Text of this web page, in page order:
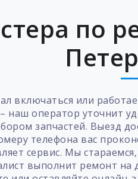
по
включаться или
наш оператор уточнит
запчастей. Выезд
телефона вас
сервис. Мы
выполнит ремонт